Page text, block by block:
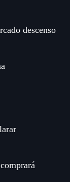
descenso